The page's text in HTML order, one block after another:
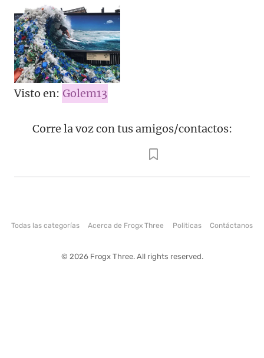
Visto en: Golem13
Corre la voz con tus amigos/contactos:
Todas las categorías Acerca de Frogx Three Politicas Contáctanos
© 2026 Frogx Three. All rights reserved.